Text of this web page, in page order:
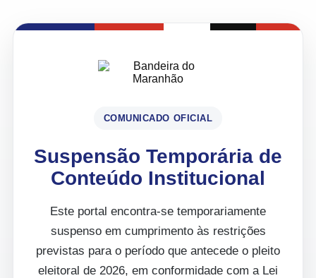
COMUNICADO OFICIAL
Suspensão Temporária de
Conteúdo Institucional
Este portal encontra-se temporariamente
suspenso em cumprimento às restrições
previstas para o período que antecede o pleito
eleitoral de 2026, em conformidade com a Lei